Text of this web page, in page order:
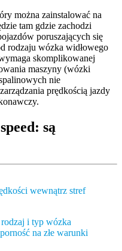
można zainstalować na
tam gdzie zachodzi
poruszających się
rodzaju wózka widłowego
skomplikowanej
maszyny (wózki
nie
prędkością jazdy
są
wewnątrz stref
i typ wózka
na złe warunki